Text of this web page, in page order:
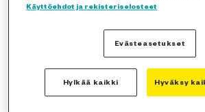
Käyttöehdot ja rekisteriselosteet
Evästeasetukset
Hylkää kaikki Hyväksy